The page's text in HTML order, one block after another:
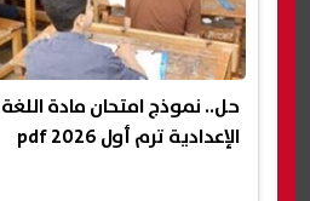
حل.. نموذج امتحان مادة اللغة
الإعدادية ترم أول 2026 pdf